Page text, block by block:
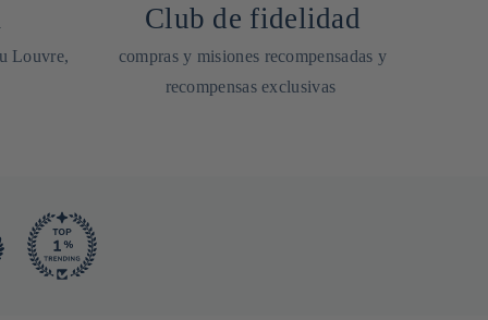
Louvre,
Club de fidelidad
compras y misiones recompensadas y
recompensas exclusivas